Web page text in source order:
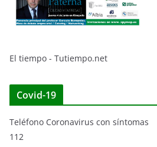
El tiempo - Tutiempo.net
Covid-19
Teléfono Coronavirus con síntomas
112